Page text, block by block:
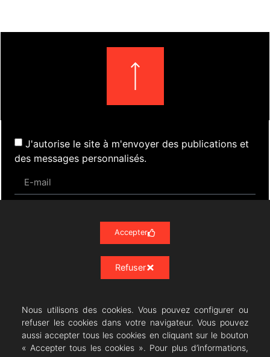
J'autorise le site à m'envoyer des publications et
des messages personnalisés.
Évènements Presse
Contact
Mentions Légales
Nous utilisons des cookies. Vous pouvez configurer ou
refuser les cookies dans votre navigateur. Vous pouvez
aussi accepter tous les cookies en cliquant sur le bouton
« Accepter tous les cookies ». Pour plus d’informations,
Accepter
Refuser